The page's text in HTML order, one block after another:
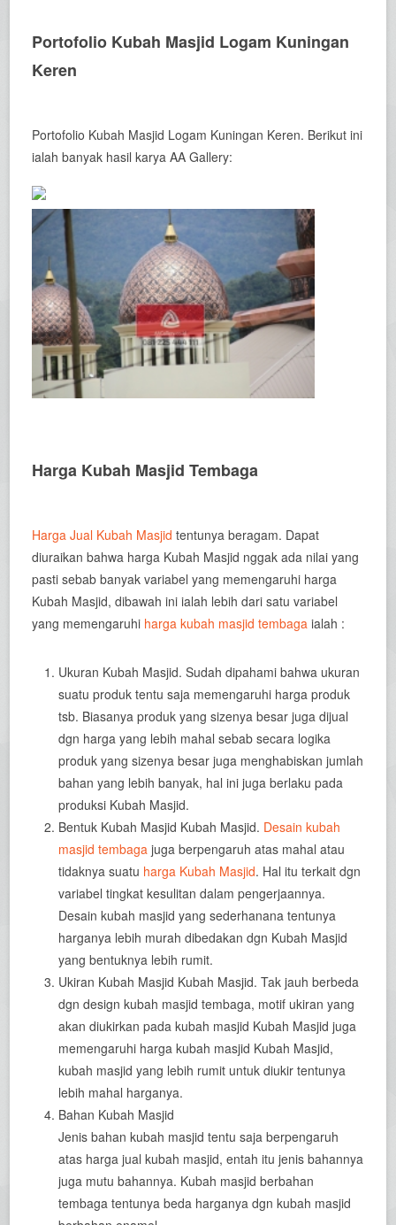
Portofolio Kubah Masjid Logam Kuningan
Keren
Portofolio Kubah Masjid Logam Kuningan Keren. Berikut ini
ialah banyak hasil karya AA Gallery:
Harga Kubah Masjid Tembaga
Harga Jual Kubah Masjid tentunya beragam. Dapat
diuraikan bahwa harga Kubah Masjid nggak ada nilai yang
pasti sebab banyak variabel yang memengaruhi harga
Kubah Masjid, dibawah ini ialah lebih dari satu variabel
yang memengaruhi harga kubah masjid tembaga ialah :
Ukuran Kubah Masjid. Sudah dipahami bahwa ukuran
suatu produk tentu saja memengaruhi harga produk
tsb. Biasanya produk yang sizenya besar juga dijual
dgn harga yang lebih mahal sebab secara logika
produk yang sizenya besar juga menghabiskan jumlah
bahan yang lebih banyak, hal ini juga berlaku pada
produksi Kubah Masjid.
Bentuk Kubah Masjid Kubah Masjid. Desain kubah
masjid tembaga juga berpengaruh atas mahal atau
tidaknya suatu harga Kubah Masjid. Hal itu terkait dgn
variabel tingkat kesulitan dalam pengerjaannya.
Desain kubah masjid yang sederhanana tentunya
harganya lebih murah dibedakan dgn Kubah Masjid
yang bentuknya lebih rumit.
Ukiran Kubah Masjid Kubah Masjid. Tak jauh berbeda
dgn design kubah masjid tembaga, motif ukiran yang
akan diukirkan pada kubah masjid Kubah Masjid juga
memengaruhi harga kubah masjid Kubah Masjid,
kubah masjid yang lebih rumit untuk diukir tentunya
lebih mahal harganya.
Bahan Kubah Masjid
Jenis bahan kubah masjid tentu saja berpengaruh
atas harga jual kubah masjid, entah itu jenis bahannya
juga mutu bahannya. Kubah masjid berbahan
tembaga tentunya beda harganya dgn kubah masjid